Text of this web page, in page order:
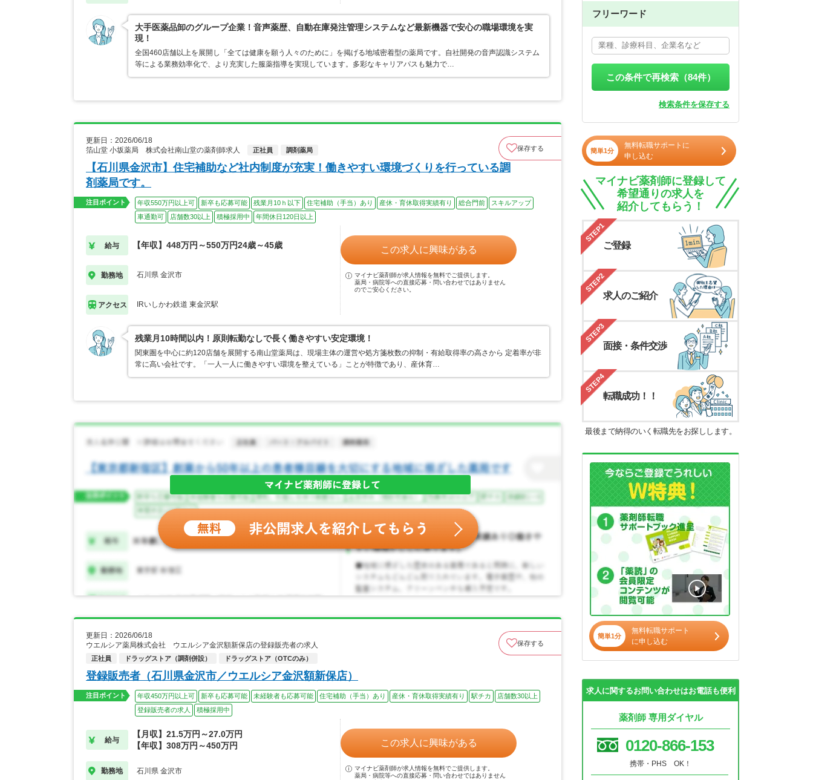
大手医薬品卸のグループ企業！音声薬歴、自動在庫発注管理システムなど最新機器で安心の職場環境を実
現！
全国460店舗以上を展開し「全ては健康を願う人々のために」を掲げる地域密着型の薬局です。自社開発の音声認識システム
等による業務効率化で、より充実した服薬指導を実現しています。多彩なキャリアパスも魅力で…
更新日：2026/06/18
箔山堂 小坂薬局 株式会社南山堂の薬剤師求人
正社員 調剤薬局 保存する
【石川県金沢市】住宅補助など社内制度が充実！働きやすい環境づくりを行っている調
剤薬局です。
注目ポイント 年収550万円以上可 新卒も応募可能 残業月10ｈ以下 住宅補助（手当）あり 産休・育休取得実績有り 総合門前
スキルアップ
車通勤可
店舗数30以上 積極採用中 年間休日120日以上
給与 【年収】448万円～550万円24歳～45歳
勤務地 石川県 金沢市
アクセス IRいしかわ鉄道 東金沢駅
この求人に興味がある
マイナビ薬剤師が求人情報を無料でご提供します。
薬局・病院等への直接応募・問い合わせではありません
のでご安心ください。
残業月10時間以内！原則転勤なしで長く働きやすい安定環境！
関東圏を中心に約120店舗を展開する南山堂薬局は、現場主体の運営や処方箋枚数の抑制・有給取得率の高さから 定着率が非
常に高い会社です。「一人一人に働きやすい環境を整えている」ことが特徴であり、産休育…
更新日：2026/06/18
ウエルシア薬局株式会社 ウエルシア金沢額新保店の登録販売者の求人
正社員 ドラッグストア（調剤併設） ドラッグストア（OTCのみ）
保存する
登録販売者（石川県金沢市／ウエルシア金沢額新保店）
注目ポイント 年収450万円以上可 新卒も応募可能 未経験者も応募可能 住宅補助（手当）あり 産休・育休取得実績有り 駅チカ
店舗数30以上
登録販売者の求人
積極採用中
給与
【月収】21.5万円～27.0万円
【年収】308万円～450万円
勤務地 石川県 金沢市
この求人に興味がある
マイナビ薬剤師が求人情報を無料でご提供します。
薬局・病院等への直接応募・問い合わせではありません
フリーワード
この条件で再検索（84件）
検索条件を保存する
簡単1分
無料転職サポートに
申し込む
マイナビ薬剤師に登録して
希望通りの求人を
紹介してもらう！
STEP1
ご登録
STEP2
求人のご紹介
STEP3
面接・条件交渉
STEP4
転職成功！！
最後まで納得のいく転職先をお探しします。
簡単1分
無料転職サポート
に申し込む
求人に関するお問い合わせはお電話も便利
薬剤師 専用ダイヤル
0120-866-153
携帯・PHS OK！